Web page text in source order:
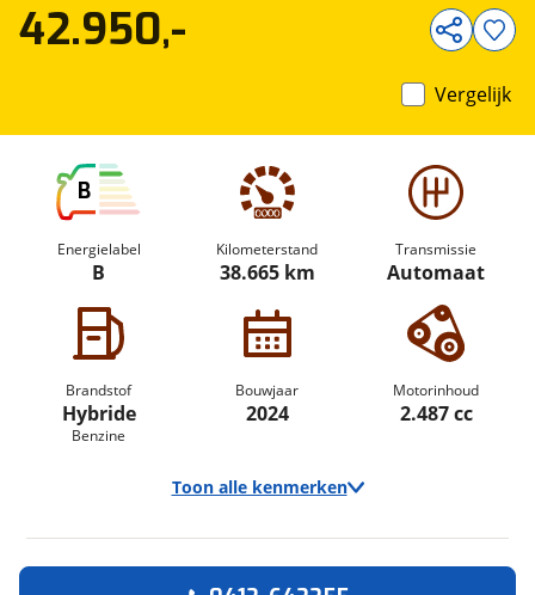
B
Energielabel
B
Kilometerstand
38.665 km
Transmissie
Automaat
Brandstof
Hybride
Benzine
Bouwjaar
2024
Motorinhoud
2.487 cc
Toon alle kenmerken
42.950,-
Vergelijk